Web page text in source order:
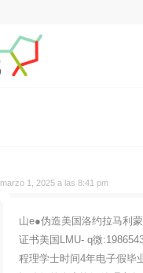
marzo 1, 2025 a las 8:41 pm
山e●伪造美国洛约拉马利
证书美国LMU- q微
程理学士时间4年电子假毕